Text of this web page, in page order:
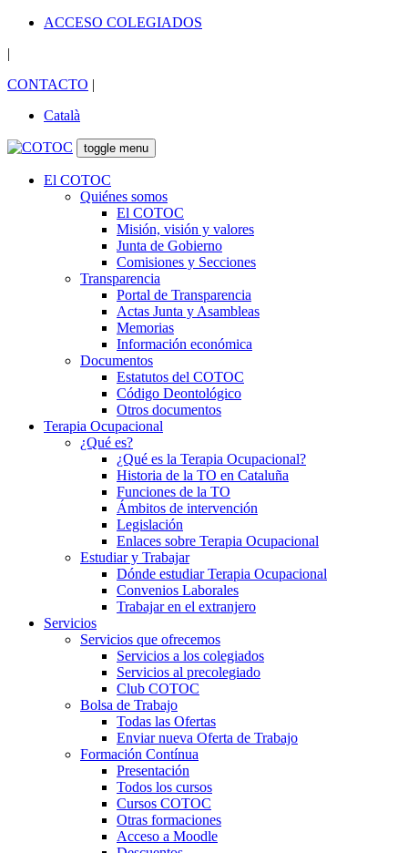
ACCESO COLEGIADOS
|
CONTACTO |
Català
toggle menu
El COTOC
Quiénes somos
El COTOC
Misión, visión y valores
Junta de Gobierno
Comisiones y Secciones
Transparencia
Portal de Transparencia
Actas Junta y Asambleas
Memorias
Información económica
Documentos
Estatutos del COTOC
Código Deontológico
Otros documentos
Terapia Ocupacional
¿Qué es?
¿Qué es la Terapia Ocupacional?
Historia de la TO en Cataluña
Funciones de la TO
Ámbitos de intervención
Legislación
Enlaces sobre Terapia Ocupacional
Estudiar y Trabajar
Dónde estudiar Terapia Ocupacional
Convenios Laborales
Trabajar en el extranjero
Servicios
Servicios que ofrecemos
Servicios a los colegiados
Servicios al precolegiado
Club COTOC
Bolsa de Trabajo
Todas las Ofertas
Enviar nueva Oferta de Trabajo
Formación Contínua
Presentación
Todos los cursos
Cursos COTOC
Otras formaciones
Acceso a Moodle